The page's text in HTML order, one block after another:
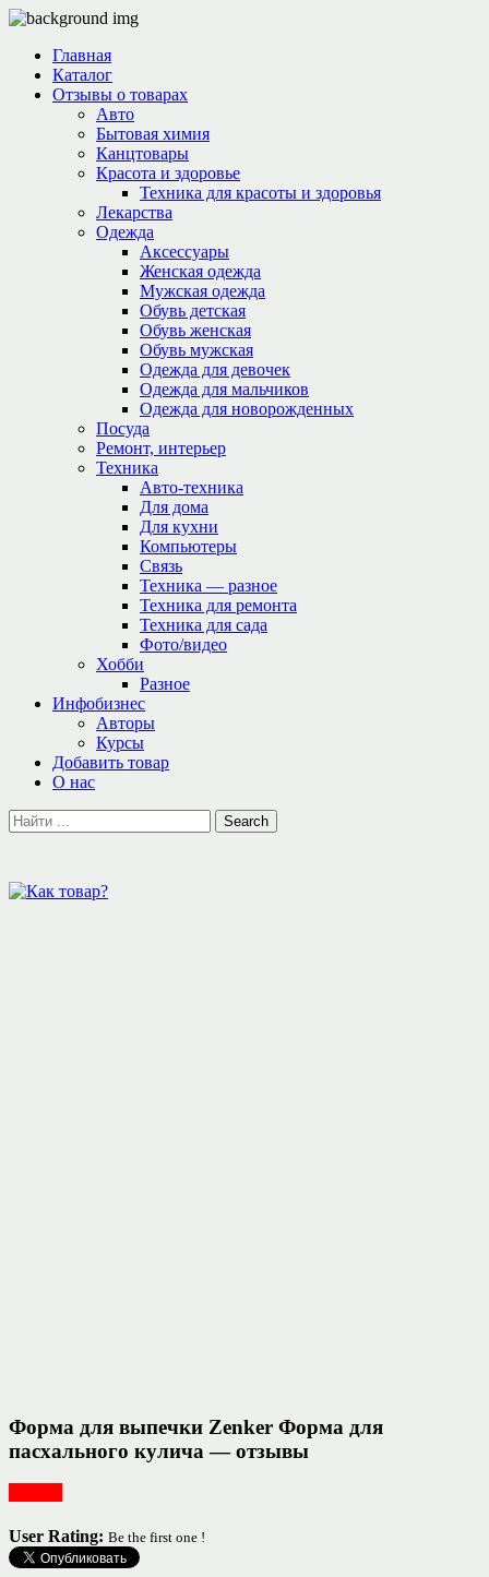
Главная
Каталог
Отзывы о товарах
Авто
Бытовая химия
Канцтовары
Красота и здоровье
Техника для красоты и здоровья
Лекарства
Одежда
Аксессуары
Женская одежда
Мужская одежда
Обувь детская
Обувь женская
Обувь мужская
Одежда для девочек
Одежда для мальчиков
Одежда для новорожденных
Посуда
Ремонт, интерьер
Техника
Авто-техника
Для дома
Для кухни
Компьютеры
Связь
Техника — разное
Техника для ремонта
Техника для сада
Фото/видео
Хобби
Разное
Инфобизнес
Авторы
Курсы
Добавить товар
О нас
Форма для выпечки Zenker Форма для
пасхального кулича — отзывы
User Rating: Be the first one !